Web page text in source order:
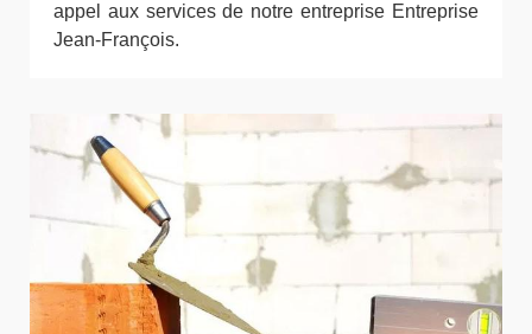
appel aux services de notre entreprise Entreprise
Jean-François.